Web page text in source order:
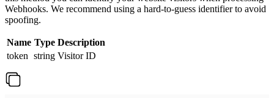
Webhooks. We recommend using a hard-to-guess identifier to avoid
spoofing.
Name Type Description
token string Visitor ID